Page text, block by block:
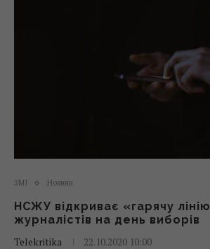
ЗМІ Новини
НСЖУ відкриває «гарячу
журналістів на день виборів
Telekritika
22.10.2020 10:00